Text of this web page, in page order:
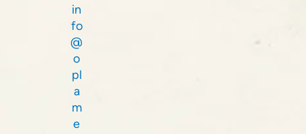
in
fo
@
o
pl
a
m
e